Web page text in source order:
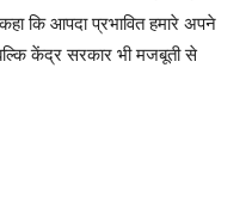
कि आपदा प्रभावित हमारे अपने
केंद्र सरकार भी मजबूती से